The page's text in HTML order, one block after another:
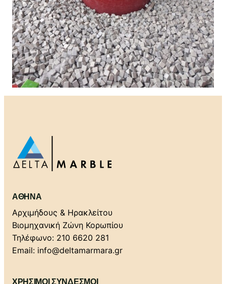
ΑΘΉΝΑ
Αρχιμήδους & Ηρακλείτου
Βιομηχανική Ζώνη Κορωπίου
Τηλέφωνο: 210 6620 281
Email: info@deltamarmara.gr
ΧΡΗΣΙΜΟΙ ΣΥΝΔΕΣΜΟΙ